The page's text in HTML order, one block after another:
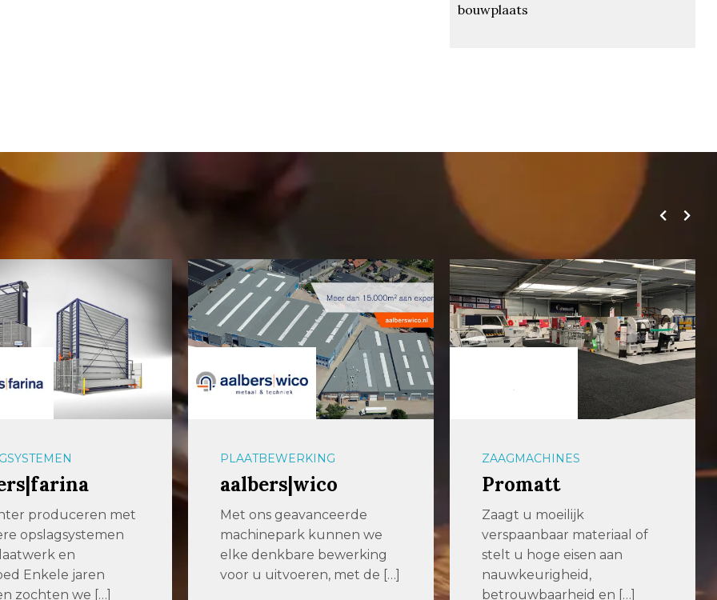
bouwplaats
produceren met
opslagsystemen
en
Enkele jaren
zochten we […]
PLAATBEWERKING
aalbers|wico
Met ons geavanceerde
machinepark kunnen we
elke denkbare bewerking
voor u uitvoeren, met de […]
ZAAGMACHINES
Promatt
Zaagt u moeilijk
verspaanbaar materiaal of
stelt u hoge eisen aan
nauwkeurigheid,
betrouwbaarheid en […]